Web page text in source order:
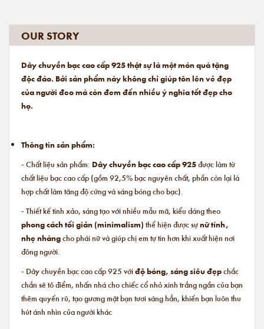
OUR STORY
Dây chuyền bạc cao cấp 925 thật sự là một món quà tặng
độc đáo. Bởi sản phẩm này không chỉ giúp tôn lên vẻ đẹp
của người đeo mà còn đem đến nhiều ý nghĩa tốt đẹp cho
họ.
Thông tin sản phẩm:
- Chất liệu sản phẩm: Dây chuyền bạc cao cấp 925được làm từ
chất liệu bạc cao cấp (gồm 92,5% bạc nguyên chất, phần còn lại là
hợp chất làm tăng độ cứng và sáng bóng cho bạc).
- Thiết kế tinh xảo, sáng tạo với nhiều mẫu mã, kiểu dáng theo
phong cách tối giản (minimalism) thể hiện được sựnữ tính,
nhẹ nhàngcho phái nữ và giúp chị em tự tin hơn khi xuất hiện nơi
đông người.
- Dây chuyền bạc cao cấp 925 vớiđộ bóng, sáng siêu đẹpchắc
chắn sẽ tô điểm, nhấn nhá cho chiếc cổ nhỏ xinh trắng ngần của bạn
thêm quyến rũ, tạo gương mặt bạn tươi sáng hẳn, khiến bạn luôn thu
hút ánh nhìn của người khác